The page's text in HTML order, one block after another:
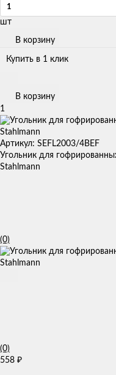
шт
В корзину
Купить в 1 клик
В корзину
1
Артикул: SEFL2003/4BEF
Угольник для
Stahlmann
(0)
(0)
558 ₽